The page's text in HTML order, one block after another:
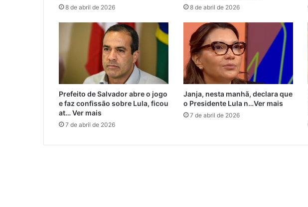
8 de abril de 2026 8 de abril de 2026
Prefeito de Salvador abre o jogo
e faz confissão sobre Lula, ficou
at… Ver mais
7 de abril de 2026
Janja, nesta manhã, declara que
o Presidente Lula n…Ver mais
7 de abril de 2026